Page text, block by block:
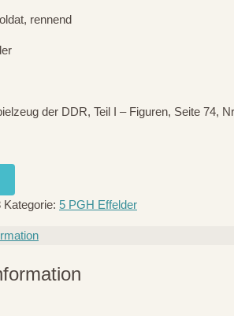
rennend
der DDR, Teil I – Figuren, Seite 74,
Kategorie: 5 PGH Effelder